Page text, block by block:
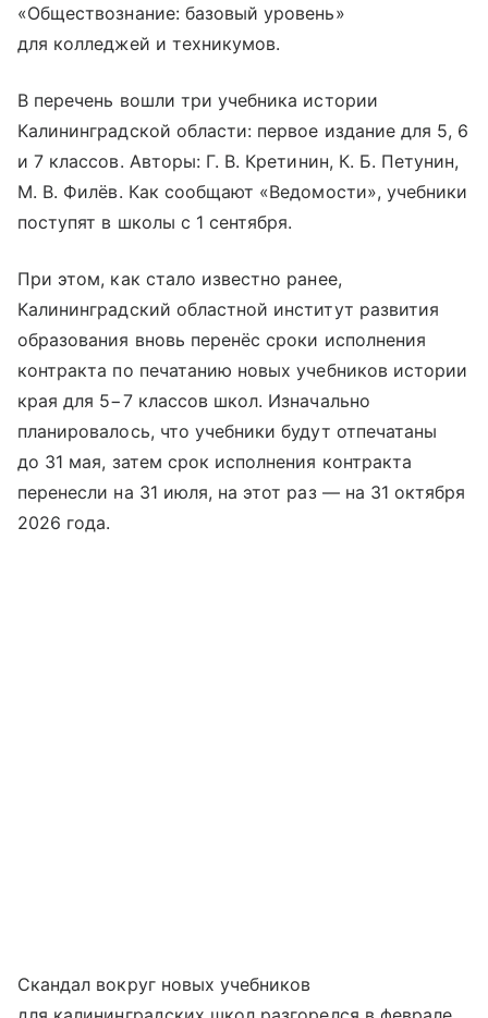
«Обществознание: базовый уровень»
для колледжей и техникумов.
В перечень вошли три учебника истории
Калининградской области: первое издание для 5, 6
и 7 классов. Авторы: Г. В. Кретинин, К. Б. Петунин,
М. В. Филёв. Как сообщают «Ведомости», учебники
поступят в школы с 1 сентября.
При этом, как стало известно ранее,
Калининградский областной институт развития
образования вновь перенёс сроки исполнения
контракта по печатанию новых учебников истории
края для 5−7 классов школ. Изначально
планировалось, что учебники будут отпечатаны
до 31 мая, затем срок исполнения контракта
перенесли на 31 июля, на этот раз — на 31 октября
2026 года.
Скандал вокруг новых учебников